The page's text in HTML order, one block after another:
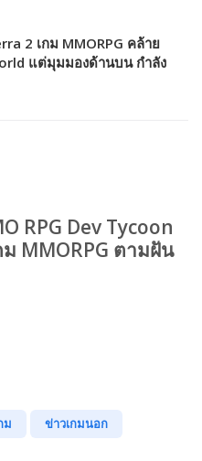
2 เกม MMORPG คล้าย
แต่มุมมองด้านบน กำลัง
RPG Dev Tycoon
MMORPG ตามฝัน
ม
ข่าวเกมนอก